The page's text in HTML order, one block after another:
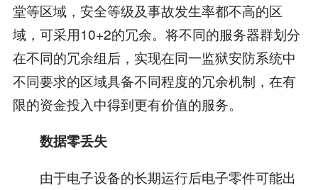
堂等区域，安全等级及事故发生率都不高的区
域，可采用10+2的冗余。将不同的服务器群划分
在不同的冗余组后，实现在同一监狱安防系统中
不同要求的区域具备不同程度的冗余机制，在有
限的资金投入中得到更有价值的服务。
数据零丢失
由于电子设备的长期运行后电子零件可能出